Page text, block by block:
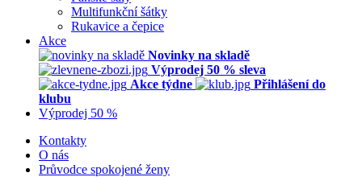
Multifunkční šátky
Rukavice a čepice
Akce
Novinky na skladě
Výprodej 50 % sleva
Akce týdne
Přihlášení do
klubu
Výprodej 50 %
Kontakty
O nás
Průvodce spokojené ženy